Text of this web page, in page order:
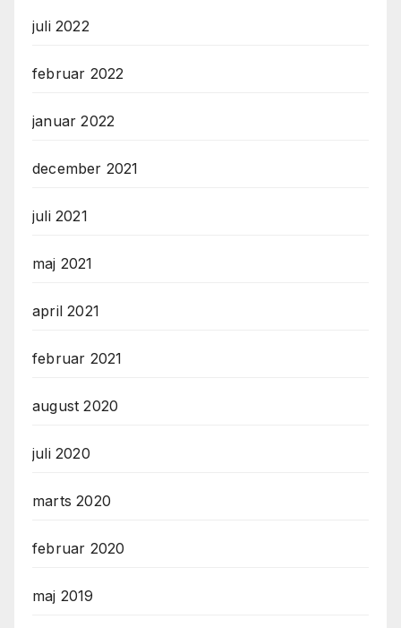
juli 2022
februar 2022
januar 2022
december 2021
juli 2021
maj 2021
april 2021
februar 2021
august 2020
juli 2020
marts 2020
februar 2020
maj 2019